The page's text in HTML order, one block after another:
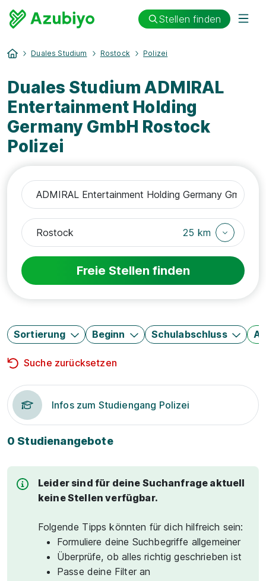
Stellen finden
Duales Studium Rostock Polizei
Duales Studium ADMIRAL
Entertainment Holding
Germany GmbH Rostock
Polizei
25 km
Freie Stellen finden
Sortierung Beginn Schulabschluss
Suche zurücksetzen
Infos zum Studiengang Polizei
0 Studienangebote
Leider sind für deine Suchanfrage aktuell
keine Stellen verfügbar.
Folgende Tipps könnten für dich hilfreich sein:
Formuliere deine Suchbegriffe allgemeiner
Überprüfe, ob alles richtig geschrieben ist
Passe deine Filter an